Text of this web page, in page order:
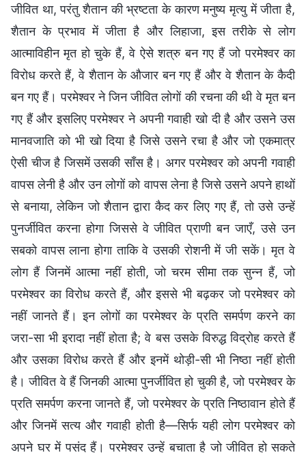
जीवित था, परंतु शैतान की भ्रष्टता के कारण मनुष्य मृत्यु में जीता है,
शैतान के प्रभाव में जीता है और लिहाजा, इस तरीके से लोग
आत्माविहीन मृत हो चुके हैं, वे ऐसे शत्रु बन गए हैं जो परमेश्वर का
विरोध करते हैं, वे शैतान के औजार बन गए हैं और वे शैतान के कैदी
बन गए हैं। परमेश्वर ने जिन जीवित लोगों की रचना की थी वे मृत बन
गए हैं और इसलिए परमेश्वर ने अपनी गवाही खो दी है और उसने उस
मानवजाति को भी खो दिया है जिसे उसने रचा है और जो एकमात्र
ऐसी चीज है जिसमें उसकी साँस है। अगर परमेश्वर को अपनी गवाही
वापस लेनी है और उन लोगों को वापस लेना है जिसे उसने अपने हाथों
से बनाया, लेकिन जो शैतान द्वारा कैद कर लिए गए हैं, तो उसे उन्हें
पुनर्जीवित करना होगा जिससे वे जीवित प्राणी बन जाएँ, उसे उन
सबको वापस लाना होगा ताकि वे उसकी रोशनी में जी सकें। मृत वे
लोग हैं जिनमें आत्मा नहीं होती, जो चरम सीमा तक सुन्न हैं, जो
परमेश्वर का विरोध करते हैं, और इससे भी बढ़कर जो परमेश्वर को
नहीं जानते हैं। इन लोगों का परमेश्वर के प्रति समर्पण करने का
जरा-सा भी इरादा नहीं होता है; वे बस उसके विरुद्ध विद्रोह करते हैं
और उसका विरोध करते हैं और इनमें थोड़ी-सी भी निष्ठा नहीं होती
है। जीवित वे हैं जिनकी आत्मा पुनर्जीवित हो चुकी है, जो परमेश्वर के
प्रति समर्पण करना जानते हैं, जो परमेश्वर के प्रति निष्ठावान होते हैं
और जिनमें सत्य और गवाही होती है—सिर्फ यही लोग परमेश्वर को
अपने घर में पसंद हैं। परमेश्वर उन्हें बचाता है जो जीवित हो सकते